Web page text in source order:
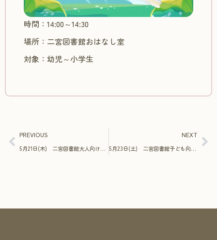
時間：14:00～14:30
場所：二宮図書館おはなし室
対象：幼児～小学生
PREVIOUS
5月21日(木) 二宮図書館大人向け映写会
NEXT
5月23日(土) 二宮図書館子ども向け映写会